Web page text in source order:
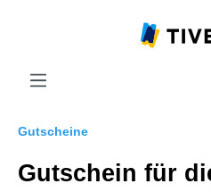
Gutscheine
Gutschein für